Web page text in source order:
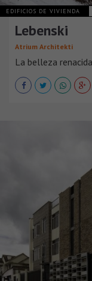
EDIFICIOS DE VIVIENDA
Lebenski
Atrium Architekti
La belleza